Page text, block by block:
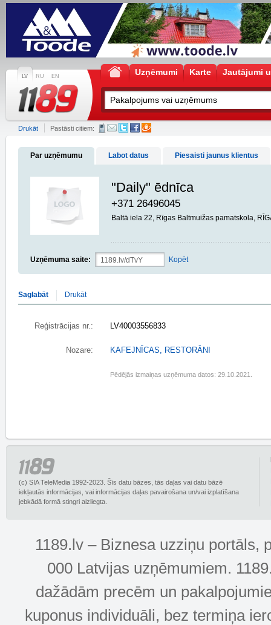
LV RU EN Uzņēmumi Karte Jautājumi
Drukāt Pastāsti citiem:
Par uzņēmumu Labot datus Piesaisti jaunus klientus
"Daily" ēdnīca
+371 26496045
Baltā iela 22, Rīgas Baltmuižas pamatskola,
Uzņēmuma saite: Kopēt
Saglabāt Drukāt
Reģistrācijas nr.: LV40003556833
Nozare: KAFEJNĪCAS, RESTORĀNI
Pēdējās izmaiņas uzņēmuma datos: 29.10.2021.
(c) SIA TeleMedia 1992-2023. Šīs datu bāzes, tās daļas vai datu bāzē
iekļautās informācijas, vai informācijas daļas pavairošana un/vai izplatīšana
jebkādā formā stingri aizliegta.
1189.lv – Biznesa uzziņu portāls,
000 Latvijas uzņēmumiem.
dažādām precēm un
kuponus individuāli, bez termiņa